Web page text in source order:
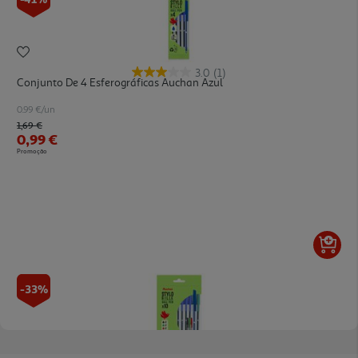
3.0 (1)
Conjunto De 4 Esferográficas Auchan Azul
0.99 €/un
Price reduced from
1,69 €to
0,99 €
Promoção
-33%